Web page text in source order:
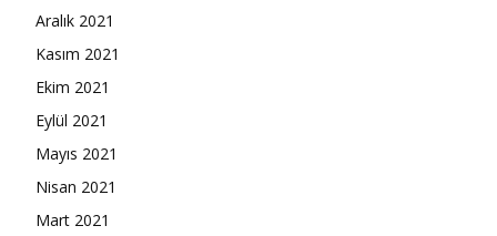
Aralık 2021
Kasım 2021
Ekim 2021
Eylül 2021
Mayıs 2021
Nisan 2021
Mart 2021